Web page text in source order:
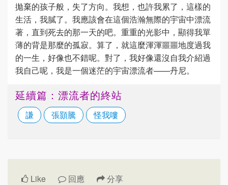
拋棄的孩子般，失了方向。我想，也許我累了，這樣的
生活，我膩了。我應該會在這個浩瀚無際的宇宙中漂流
著，直到死去的那一天的吧。重重的光影中，顯得我單
薄的背是那麼的孤寂。算了，就這麼渾渾噩噩地度過我
的一生，好像也不錯呢。對了，我好像還沒自我介紹過
我自己呢，我是一個迷茫的宇宙漂流者——丹尼。
延續篇：漂流者的終站
謙 張顥騰 怪我嘍
Like 回應 分享